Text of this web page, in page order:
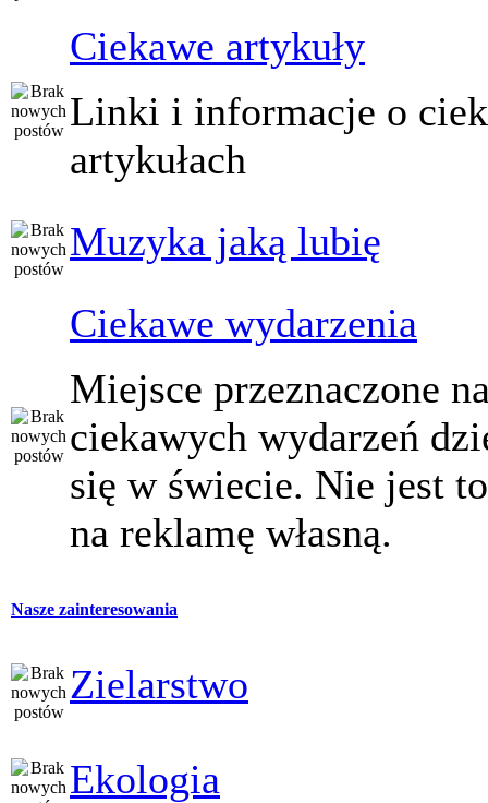
Ciekawe artykuły
Linki i informacje o
artykułach
Muzyka jaką lubię
Ciekawe wydarzenia
Miejsce przeznaczone
ciekawych wydarzeń
się w świecie. Nie jest
na reklamę własną.
Nasze zainteresowania
Zielarstwo
Ekologia